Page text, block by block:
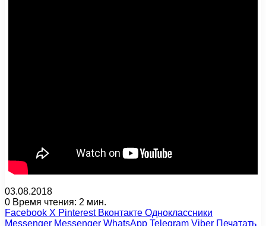
03.08.2018
0 Время чтения: 2 мин.
Facebook X Pinterest Вконтакте Одноклассники
Messenger Messenger WhatsApp Telegram Viber Печатать